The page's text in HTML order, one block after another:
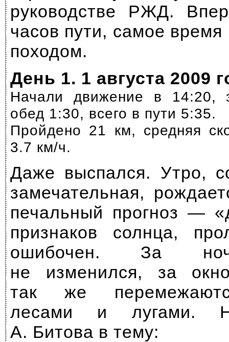
руководстве РЖД.
часов пути, самое время
походом.
День 1. 1 августа 2009
Начали движение в 14:20,
обед 1:30, всего в пути 5:35.
Пройдено 21 км, средняя
3.7 км/ч.
Даже выспался. Утро,
замечательная,
печальный прогноз —
признаков солнца,
ошибочен. За
не изменился, за
так же
лесами и лугами.
А. Битова в тему: